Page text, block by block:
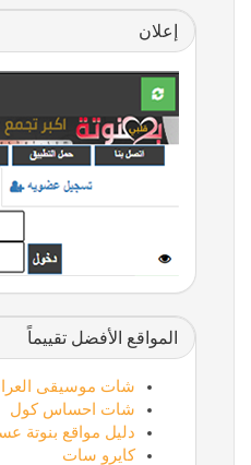
إعلان
المواقع الأفضل تقييماً
شات موسيقى
شات احساس كول
دليل مواقع بنوتة
كايرو سات